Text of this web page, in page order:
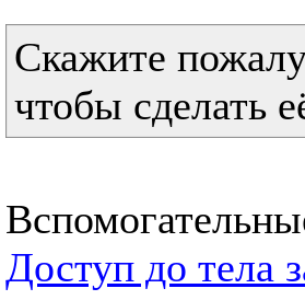
Скажите
чтобы сделать
Доступ до тела